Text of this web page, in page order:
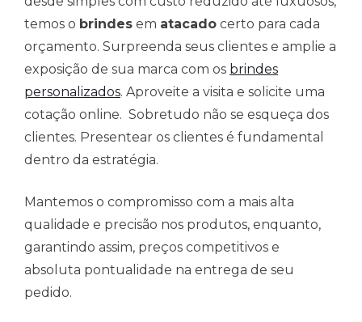
temos o brindes em atacado certo para cada
orçamento. Surpreenda seus clientes e amplie a
exposição de sua marca com os brindes
personalizados. Aproveite a visita e solicite uma
cotação online. Sobretudo não se esqueça dos
clientes. Presentear os clientes é fundamental
dentro da estratégia.
Mantemos o compromisso com a mais alta
qualidade e precisão nos produtos, enquanto,
garantindo assim, preços competitivos e
absoluta pontualidade na entrega de seu
pedido.